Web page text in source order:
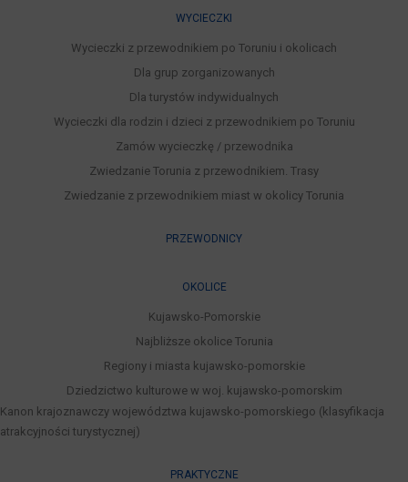
WYCIECZKI
Wycieczki z przewodnikiem po Toruniu i okolicach
Dla grup zorganizowanych
Dla turystów indywidualnych
Wycieczki dla rodzin i dzieci z przewodnikiem po Toruniu
Zamów wycieczkę / przewodnika
Zwiedzanie Torunia z przewodnikiem. Trasy
Zwiedzanie z przewodnikiem miast w okolicy Torunia
PRZEWODNICY
OKOLICE
Kujawsko-Pomorskie
Najbliższe okolice Torunia
Regiony i miasta kujawsko-pomorskie
Dziedzictwo kulturowe w woj. kujawsko-pomorskim
Kanon krajoznawczy województwa kujawsko-pomorskiego (klasyfikacja
atrakcyjności turystycznej)
PRAKTYCZNE